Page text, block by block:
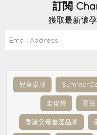
訂閱
獲取最新懷
兒童桌球
走佬袋 育兒
香港父母首選品牌